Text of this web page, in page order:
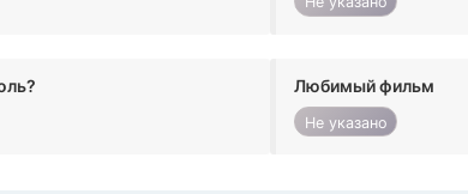
Любимый фильм
Не указано